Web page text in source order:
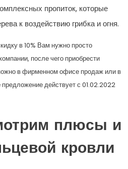
пропиток, которые
к воздействию грибка и огня.
в 10% Вам нужно просто
после чего приобрести
в фирменном офисе продаж или в
действует с 01.02.2022
плюсы и
кровли